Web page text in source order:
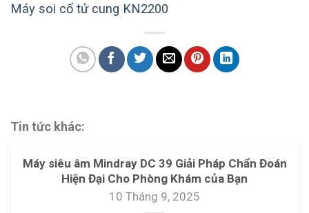
Máy soi cổ tử cung KN2200
Tin tức khác:
Máy siêu âm Mindray DC 39 Giải Pháp Chẩn Đoán
Hiện Đại Cho Phòng Khám của Bạn
10 Tháng 9, 2025